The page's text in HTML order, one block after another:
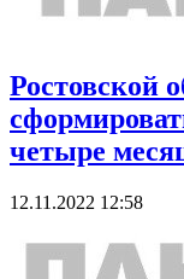
Ростовской
четыре
12.11.2022 12:58